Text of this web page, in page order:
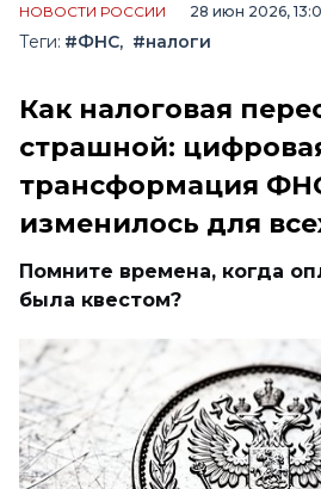
НОВОСТИ РОССИИ 28 июн 2026,
Теги: #ФНС #налоги
Как налоговая
страшной:
трансформация
изменилось для
Помните времена, когда
была квестом?